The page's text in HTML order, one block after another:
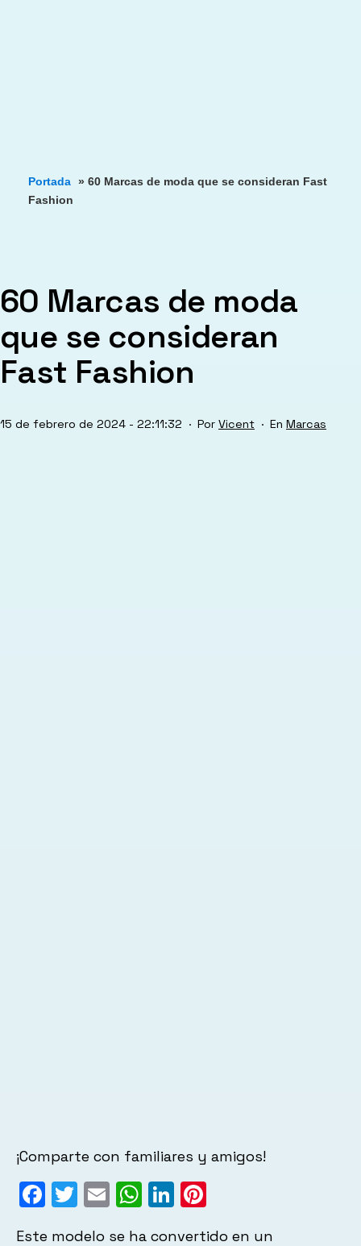
Portada » 60 Marcas de moda que se consideran Fast
Fashion
60 Marcas de moda
que se consideran
Fast Fashion
Publicada
15 de febrero de 2024 - 22:11:32 Por Vicent
Categorizado
Marcas
¡Comparte con familiares y amigos!
Facebook
Twitter
EmailWhatsApp
LinkedIn
Este modelo se ha convertido en un